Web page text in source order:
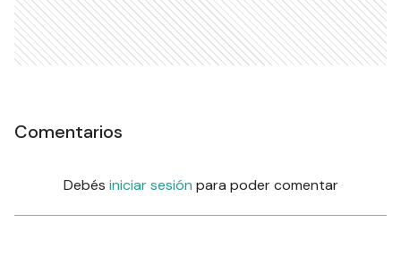
Comentarios
Debés iniciar sesión para poder comentar